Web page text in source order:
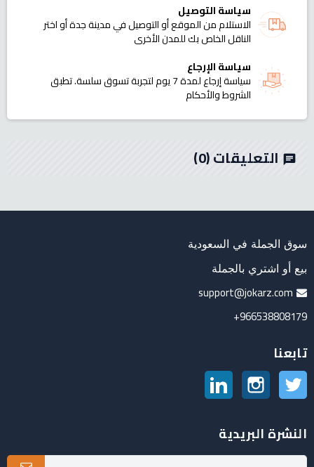
سياسة التوصيل
الاستلام من الموقع أو التوصيل في مدينة جدة أو اختر
الناقل الخاص بك للمدن الأخرى
سياسة الإرجاع
سياسة إرجاع لمدة 7 يوم لتجربة تسوق سلسة. تطبق
الشروط والأحكام
chat التعليقات(0)
سوق الجملة في السعودية
بيع أو اشتري بالجملة
support@jokarz.com
966538808179+
تابعنا
تويتر انستغرام
النشرة البريدية